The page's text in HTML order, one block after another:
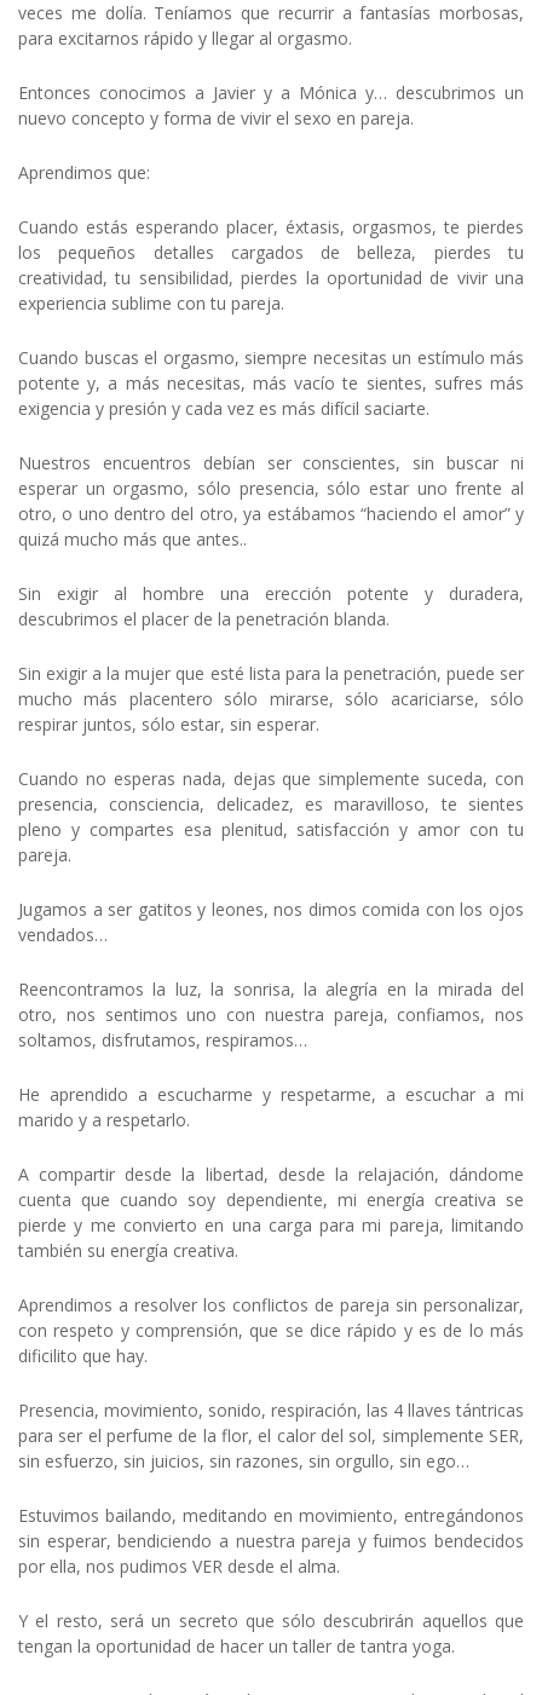
veces me dolía. Teníamos que recurrir a fantasías morbosas,
para excitarnos rápido y llegar al orgasmo.
Entonces conocimos a Javier y a Mónica y… descubrimos un
nuevo concepto y forma de vivir el sexo en pareja.
Aprendimos que:
Cuando estás esperando placer, éxtasis, orgasmos, te pierdes
los pequeños detalles cargados de belleza, pierdes tu
creatividad, tu sensibilidad, pierdes la oportunidad de vivir una
experiencia sublime con tu pareja.
Cuando buscas el orgasmo, siempre necesitas un estímulo más
potente y, a más necesitas, más vacío te sientes, sufres más
exigencia y presión y cada vez es más difícil saciarte.
Nuestros encuentros debían ser conscientes, sin buscar ni
esperar un orgasmo, sólo presencia, sólo estar uno frente al
otro, o uno dentro del otro, ya estábamos “haciendo el amor” y
quizá mucho más que antes..
Sin exigir al hombre una erección potente y duradera,
descubrimos el placer de la penetración blanda.
Sin exigir a la mujer que esté lista para la penetración, puede ser
mucho más placentero sólo mirarse, sólo acariciarse, sólo
respirar juntos, sólo estar, sin esperar.
Cuando no esperas nada, dejas que simplemente suceda, con
presencia, consciencia, delicadez, es maravilloso, te sientes
pleno y compartes esa plenitud, satisfacción y amor con tu
pareja.
Jugamos a ser gatitos y leones, nos dimos comida con los ojos
vendados…
Reencontramos la luz, la sonrisa, la alegría en la mirada del
otro, nos sentimos uno con nuestra pareja, confiamos, nos
soltamos, disfrutamos, respiramos…
He aprendido a escucharme y respetarme, a escuchar a mi
marido y a respetarlo.
A compartir desde la libertad, desde la relajación, dándome
cuenta que cuando soy dependiente, mi energía creativa se
pierde y me convierto en una carga para mi pareja, limitando
también su energía creativa.
Aprendimos a resolver los conflictos de pareja sin personalizar,
con respeto y comprensión, que se dice rápido y es de lo más
dificilito que hay.
Presencia, movimiento, sonido, respiración, las 4 llaves tántricas
para ser el perfume de la flor, el calor del sol, simplemente SER,
sin esfuerzo, sin juicios, sin razones, sin orgullo, sin ego…
Estuvimos bailando, meditando en movimiento, entregándonos
sin esperar, bendiciendo a nuestra pareja y fuimos bendecidos
por ella, nos pudimos VER desde el alma.
Y el resto, será un secreto que sólo descubrirán aquellos que
tengan la oportunidad de hacer un taller de tantra yoga.